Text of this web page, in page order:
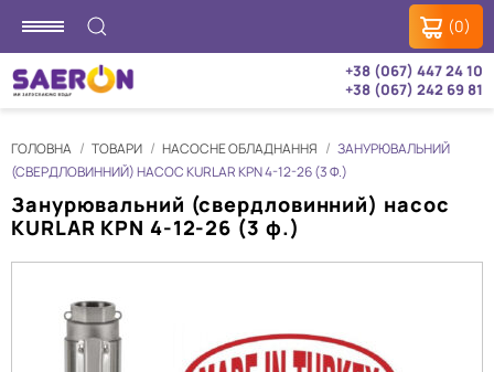
(0)
+38 (067) 447 24 10
+38 (067) 242 69 81
ГОЛОВНА ТОВАРИ НАСОСНЕ ОБЛАДНАННЯ
ЗАНУРЮВАЛЬНИЙ
(СВЕРДЛОВИННИЙ) НАСОС KURLAR KPN 4-12-26 (3 Ф.)
Занурювальний (свердловинний) насос
KURLAR KPN 4-12-26 (3 ф.)